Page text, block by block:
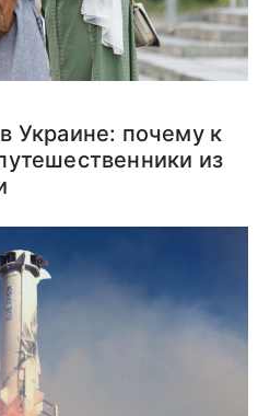
Украине: почему к
из